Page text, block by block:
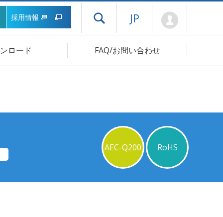
採用情報 ドロワーメニューを開く
JP
ロード FAQ/お問い合わせ
AEC-Q200 RoHS